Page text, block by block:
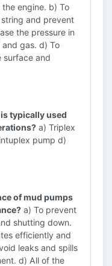
engine. b) To
and prevent
the pressure in
gas. d) To
and
typically used
a) Triplex
pump d)
of mud pumps
a) To prevent
shutting down.
efficiently and
leaks and spills
d) All of the